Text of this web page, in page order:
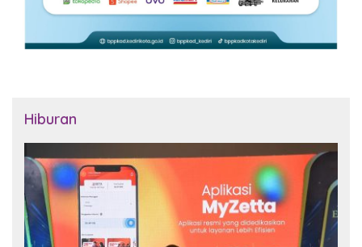
Hiburan